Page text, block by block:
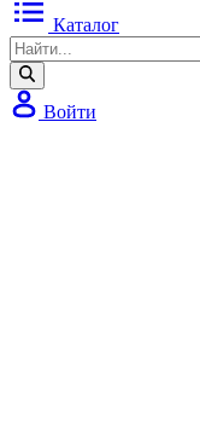
Каталог
Войти